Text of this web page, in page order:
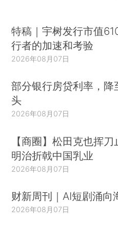
特稿｜宇树发行市值
行者的加速和考验
2026年08月07日
部分银行房贷利率，降
头
2026年08月07日
【商圈】松田克也挥刀
明治折戟中国乳业
2026年08月07日
财新周刊｜AI短剧涌向
2026年08月07日